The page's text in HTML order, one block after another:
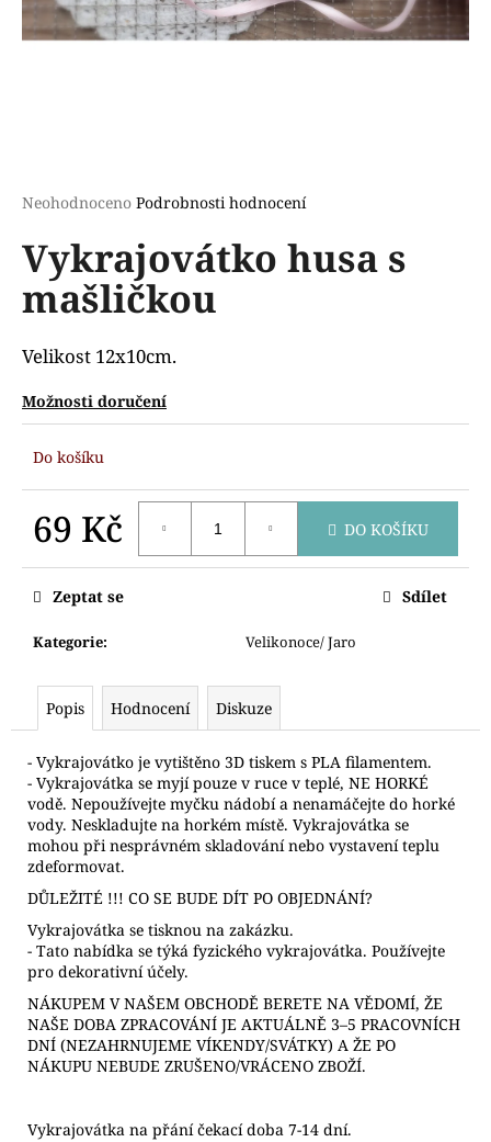
Průměrné
produktu
je
z
hvězdiček.
Neohodnoceno Podrobnosti hodnocení
Vykrajovátko husa s
mašličkou
Velikost 12x10cm.
Možnosti doručení
Do košíku
69 Kč DO KOŠÍKU
Kategorie: Velikonoce/ Jaro
Zeptat se Sdílet
Popis Hodnocení Diskuze
- Vykrajovátko je vytištěno 3D tiskem s PLA filamentem.
- Vykrajovátka se myjí pouze v ruce v teplé, NE HORKÉ
vodě. Nepoužívejte myčku nádobí a nenamáčejte do horké
vody. Neskladujte na horkém místě. Vykrajovátka se
mohou při nesprávném skladování nebo vystavení teplu
zdeformovat.
DŮLEŽITÉ !!! CO SE BUDE DÍT PO OBJEDNÁNÍ?
Vykrajovátka se tisknou na zakázku.
- Tato nabídka se týká fyzického vykrajovátka. Používejte
pro dekorativní účely.
NÁKUPEM V NAŠEM OBCHODĚ BERETE NA VĚDOMÍ, ŽE
NAŠE DOBA ZPRACOVÁNÍ JE AKTUÁLNĚ 3–5 PRACOVNÍCH
DNÍ (NEZAHRNUJEME VÍKENDY/SVÁTKY) A ŽE PO
NÁKUPU NEBUDE ZRUŠENO/VRÁCENO ZBOŽÍ.
Vykrajovátka na přání čekací doba 7-14 dní.
a
HLEDAT
D
p
o
u
č
u
e
m
VYKRAJOVÁTKO
MEDVÍDEK
ČEPICÍ
81
Kč